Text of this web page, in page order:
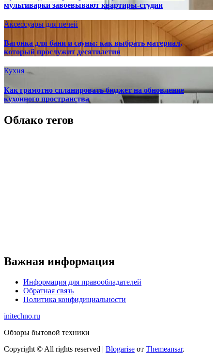
мультиварки завоевывают квартиры-студии
Аксессуары для печей
Вагонка для бани и сауны: как выбрать материал,
который прослужит десятилетия
Кухня
Как грамотно спланировать бюджет на обновление
кухонного пространства
Облако тегов
Важная информация
Информация для правообладателей
Обратная связь
Политика конфидициальности
initechno.ru
Обзоры бытовой техники
Copyright © All rights reserved | Blogarise от Themeansar.